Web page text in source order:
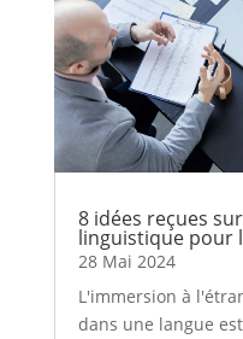
8 idées reçues
linguistique pour
28 Mai 2024
L'immersion à
dans une langue